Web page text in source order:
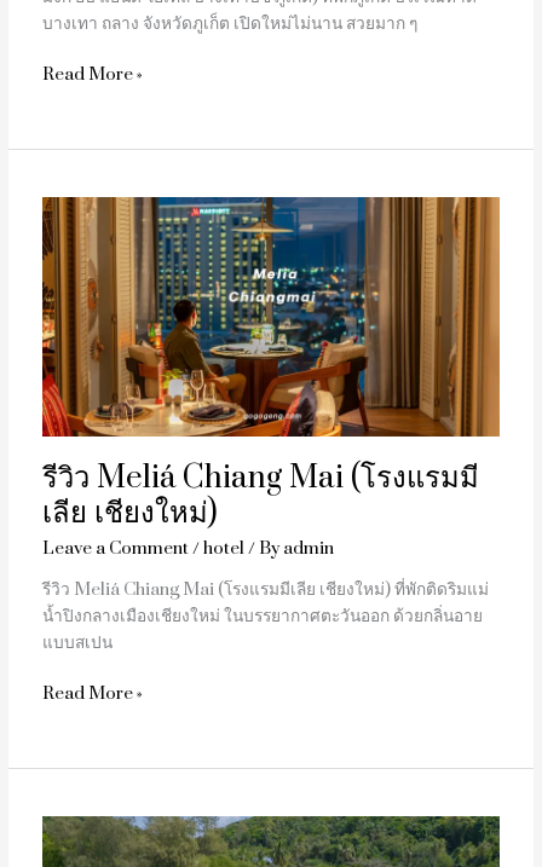
บางเทา ถลาง จังหวัดภูเก็ต เปิดใหม่ไม่นาน สวยมาก ๆ
Read More »
รีวิว Meliá Chiang Mai (โรงแรมมี
เลีย เชียงใหม่)
Leave a Comment/hotel/ Byadmin
รีวิว Meliá Chiang Mai (โรงแรมมีเลีย เชียงใหม่) ที่พักติดริมแม่
น้ำปิงกลางเมืองเชียงใหม่ ในบรรยากาศตะวันออก ด้วยกลิ่นอาย
แบบสเปน
รีวิว
Meliá
Chiang
Mai
(โรงแรม
มี
เลีย
เชียงใหม่)
Read More »
เดย์
ทริป